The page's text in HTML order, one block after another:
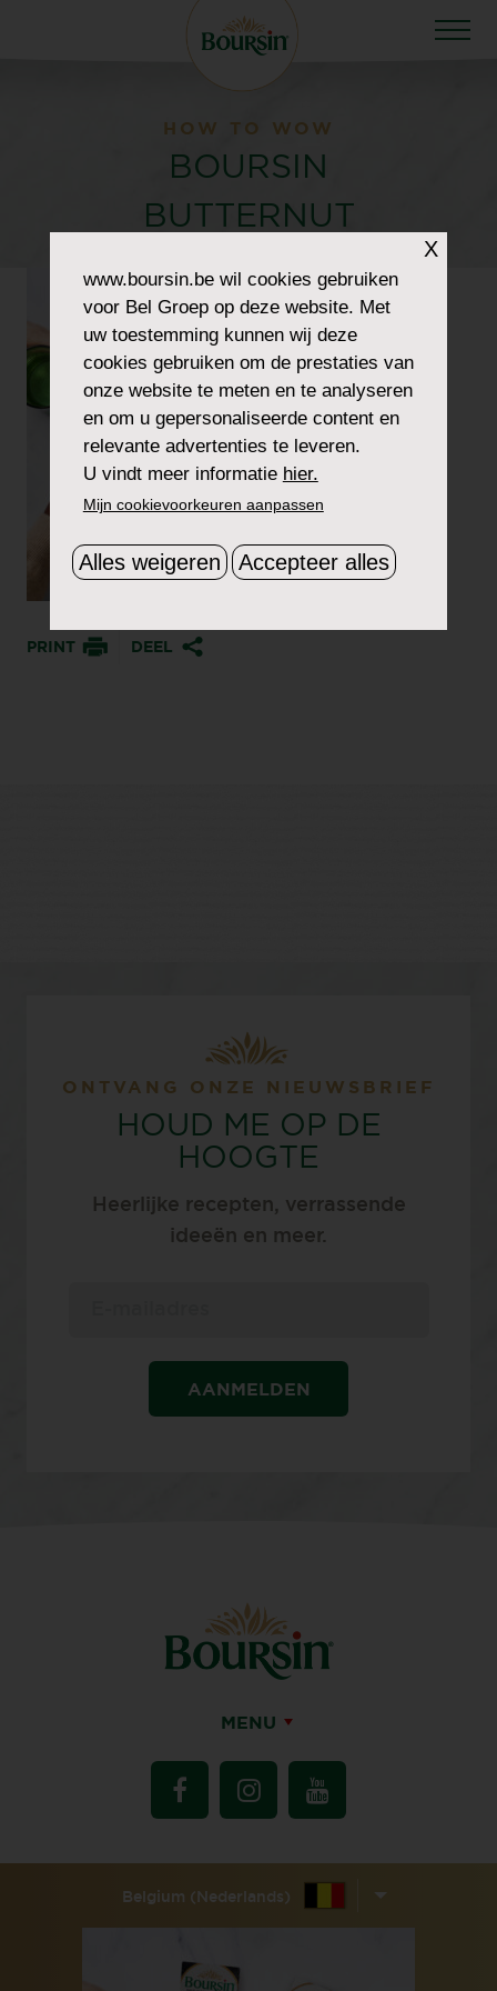
HOW TO WOW
BOURSIN
BUTTERNUT
PRINT DEEL
ONTVANG ONZE NIEUWSBRIEF
HOUD ME OP DE
HOOGTE
Heerlijke recepten, verrassende
ideeën en meer.
AANMELDEN
MENU
Belgium (Nederlands)
X
www.boursin.bewil cookies gebruiken
voor Bel Groep op deze website. Met
uw toestemming kunnen wij deze
cookies gebruiken om de prestaties van
onze website te meten en te analyseren
en om u gepersonaliseerde content en
relevante advertenties te leveren.
U vindt meer informatie hier.
Mijn cookievoorkeuren aanpassen
Alles weigeren Accepteer alles